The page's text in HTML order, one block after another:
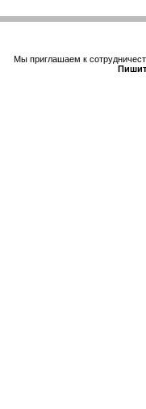
Мы приглашаем к